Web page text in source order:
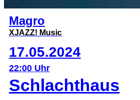
Magro
XJAZZ! Music
17.05.2024
22:00 Uhr
Schlachthaus